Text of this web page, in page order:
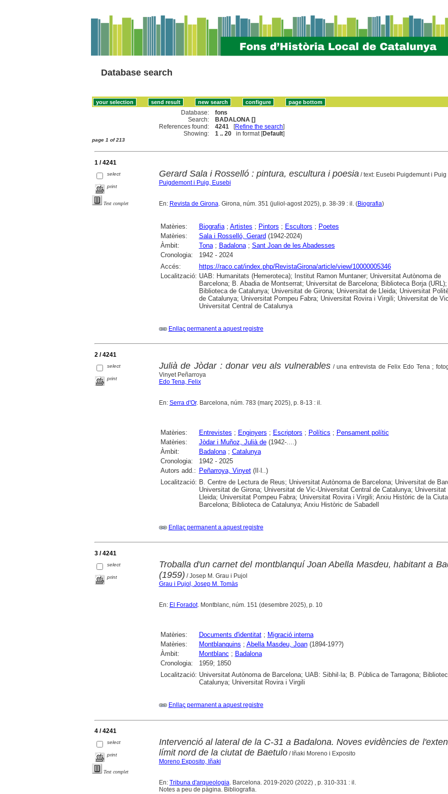
Database search
Database:
fons
Search:
BADALONA []
References found:
4241 [Refine the search]
Showing:
1 .. 20 in format [Default]
page 1 of 213
1 / 4241
select
print
Text complet
Gerard Sala i Rosselló : pintura, escultura i poesia/ text: Eusebi Puigdemunt i Puig
Puigdemont i Puig, Eusebi
En: Revista de Girona. Girona, núm. 351 (juliol-agost 2025), p. 38-39 : il. (Biografia)
Matèries: Biografia; Artistes ; Pintors ; Escultors ; Poetes
Matèries:
Sala i Rosselló, Gerard (1942-2024)
Àmbit:
Tona; Badalona; Sant Joan de les Abadesses
Cronologia:
1942 - 2024
Accés:
https://raco.cat/index.php/RevistaGirona/article/view/10000005346
Localització: UAB: Humanitats (Hemeroteca); Institut Ramon Muntaner; Universitat Autònoma de
Barcelona; B. Abadia de Montserrat; Universitat de Barcelona; Biblioteca Borja (URL);
Biblioteca de Catalunya; Universitat de Girona; Universitat de Lleida; Universitat
de Catalunya; Universitat Pompeu Fabra; Universitat Rovira i Virgili; Universitat de
Universitat Central de Catalunya
Enllaç permanent a aquest registre
2 / 4241
select
print
Julià de Jòdar : donar veu als vulnerables / una entrevista de Felix Edo Tena ;
Vinyet Peñarroya
Edo Tena, Felix
En: Serra d'Or. Barcelona, núm. 783 (març 2025), p. 8-13 : il.
Matèries: Entrevistes ; Enginyers ; Escriptors ; Polítics ; Pensament polític
Matèries:
Jòdar i Muñoz, Julià de(1942-....)
Àmbit:
Badalona; Catalunya
Cronologia:
1942 - 2025
Autors add.: Peñarroya, Vinyet(Il·l..)
Localització: B. Centre de Lectura de Reus; Universitat Autònoma de Barcelona; Universitat de
Universitat de Girona; Universitat de Vic-Universitat Central de Catalunya; Universitat
Lleida; Universitat Pompeu Fabra; Universitat Rovira i Virgili; Arxiu Històric de la
Barcelona; Biblioteca de Catalunya; Arxiu Històric de Sabadell
Enllaç permanent a aquest registre
3 / 4241
select
print
Troballa d'un carnet del montblanquí Joan Abella Masdeu, habitant a
(1959) / Josep M. Grau i Pujol
Grau i Pujol, Josep M. Tomàs
En: El Foradot. Montblanc, núm. 151 (desembre 2025), p. 10
Matèries: Documents d'identitat; Migració interna
Matèries:
Montblanquins ; Abella Masdeu, Joan(1894-19??)
Àmbit:
Montblanc ; Badalona
Cronologia:
1959; 1850
Localització: Universitat Autònoma de Barcelona; UAB: Sibhil·la; B. Pública de Tarragona;
Catalunya; Universitat Rovira i Virgili
Enllaç permanent a aquest registre
4 / 4241
select
print
Text complet
Intervenció al lateral de la C-31 a Badalona. Noves evidències de
límit nord de la ciutat de Baetulo/ Iñaki Moreno i Exposito
Moreno Exposito, Iñaki
En: Tribuna d'arqueologia. Barcelona. 2019-2020 (2022) , p. 310-331 : il.
Notes a peu de pàgina. Bibliografia.